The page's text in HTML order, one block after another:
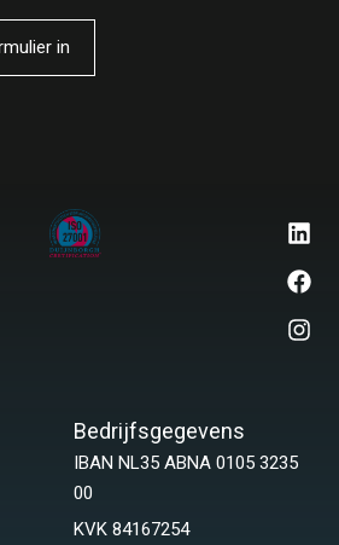
in
Bedrijfsgegevens
IBAN NL35 ABNA 0105 3235
00
KVK 84167254